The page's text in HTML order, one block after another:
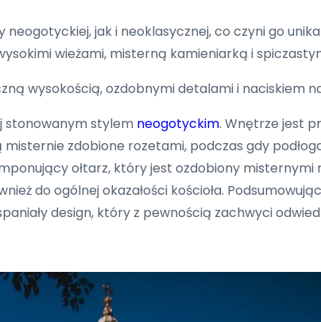
jak i neoklasycznej, co czyni go
wieżami, misterną kamieniarką i
wysokością, ozdobnymi detalami i naciskiem
stonowanym stylem neogotyckim. Wnętrze jest
zdobione rozetami, podczas gdy
ołtarz, który jest ozdobiony misternymi
do ogólnej okazałości kościoła.
design, który z pewnością zachwyci